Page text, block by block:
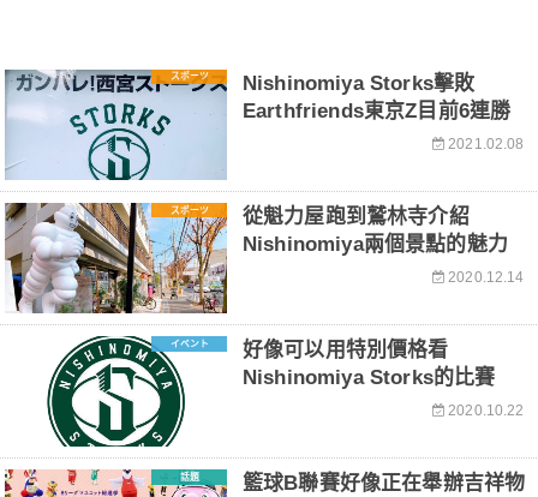
スポーツ
Nishinomiya Storks擊敗
Earthfriends東京Z目前6連勝
2021.02.08
スポーツ
從魁力屋跑到鷲林寺介紹
Nishinomiya兩個景點的魅力
2020.12.14
イベント
好像可以用特別價格看
Nishinomiya Storks的比賽
2020.10.22
話題
籃球B聯賽好像正在舉辦吉祥物